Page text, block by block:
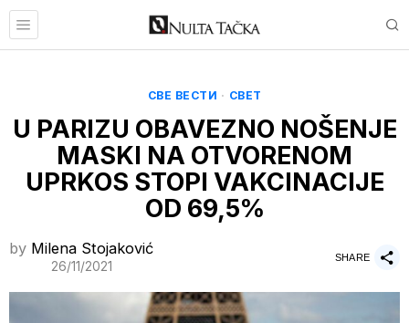
СВЕ ВЕСТИ · СВЕТ
U PARIZU OBAVEZNO NOŠENJE
MASKI NA OTVORENOM
UPRKOS STOPI VAKCINACIJE
OD 69,5%
by Milena Stojaković
26/11/2021
SHARE